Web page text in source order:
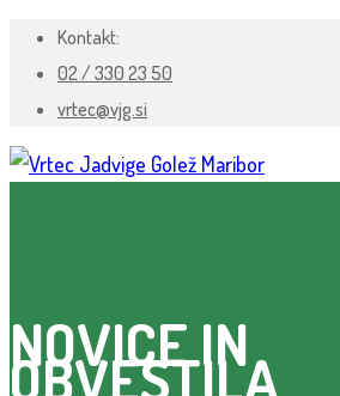
Kontakt:
02 / 330 23 50
vrtec@vjg.si
NOVICE IN
OBVESTILA